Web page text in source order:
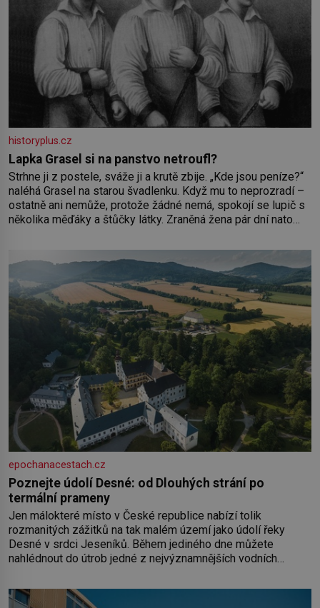
historyplus.cz
Lapka Grasel si na panstvo netroufl?
Strhne ji z postele, sváže ji a krutě zbije. „Kde jsou peníze?“
naléhá Grasel na starou švadlenku. Když mu to neprozradí –
ostatně ani nemůže, protože žádné nemá, spokojí se lupič s
několika měďáky a štůčky látky. Zraněná žena pár dní nato
dlouho po jeho smrti
epochanacestach.cz
Poznejte údolí Desné: od Dlouhých strání po
termální prameny
Jen málokteré místo v České republice nabízí tolik
rozmanitých zážitků na tak malém území jako údolí řeky
Desné v srdci Jeseníků. Během jediného dne můžete
nahlédnout do útrob jedné z nejvýznamnějších vodních
koloběžce a den zakončit poznáváním památek ve Velkých
Losinách nebo v termálním